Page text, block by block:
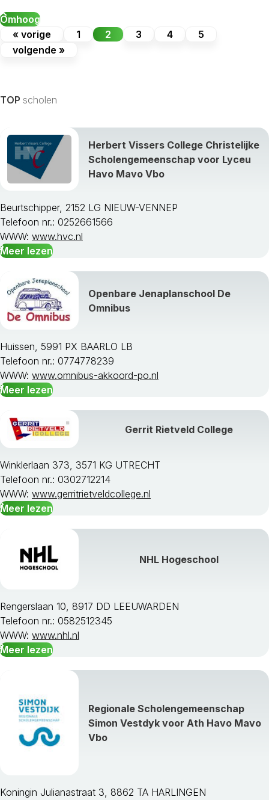
Omhoog
« vorige
1 2 3 4
5
volgende »
TOP scholen
Herbert Vissers College Christelijke
Scholengemeenschap voor Lyceu
Havo Mavo Vbo
Beurtschipper, 2152 LG NIEUW-VENNEP
Telefoon nr.: 0252661566
WWW: www.hvc.nl
Meer lezen
Openbare Jenaplanschool De
Omnibus
Huissen, 5991 PX BAARLO LB
Telefoon nr.: 0774778239
WWW: www.omnibus-akkoord-po.nl
Meer lezen
Gerrit Rietveld College
Winklerlaan 373, 3571 KG UTRECHT
Telefoon nr.: 0302712214
WWW: www.gerritrietveldcollege.nl
Meer lezen
NHL Hogeschool
Rengerslaan 10, 8917 DD LEEUWARDEN
Telefoon nr.: 0582512345
WWW: www.nhl.nl
Meer lezen
Regionale Scholengemeenschap
Simon Vestdyk voor Ath Havo Mavo
Vbo
Koningin Julianastraat 3, 8862 TA HARLINGEN